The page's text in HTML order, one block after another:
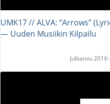
UMK17 // ALVA: “Arrows”
― Uuden Musiikin Kilpailu
Julkaistu